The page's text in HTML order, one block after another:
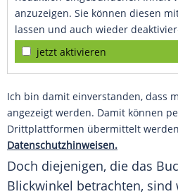
anzuzeigen. Sie können diesen
lassen und auch wieder
jetzt aktivieren
Ich bin damit einverstanden, dass
angezeigt werden. Damit können
Drittplattformen übermittelt
Datenschutzhinweisen.
Doch diejenigen, die das
Blickwinkel betrachten, sind